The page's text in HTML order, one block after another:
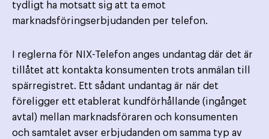
tydligt ha motsatt sig att ta emot
marknadsföringserbjudanden per telefon.
I reglerna för NIX-Telefon anges undantag där det är
tillåtet att kontakta konsumenten trots anmälan till
spärregistret. Ett sådant undantag är när det
föreligger ett etablerat kundförhållande (ingånget
avtal) mellan marknadsföraren och konsumenten
och samtalet avser erbjudanden om samma typ av